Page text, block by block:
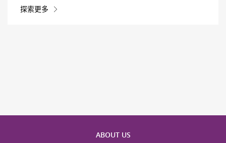
探索更多
ABOUT US